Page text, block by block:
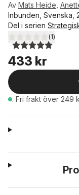
Av Mats Heide
Inbunden, Svenska,
Del i serien
5,0utav 5 stjärnor.
(1)
433 kr
. Fri frakt över 249